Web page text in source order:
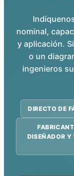
nominal,
y aplicación.
o un
ingenieros
DIRECTO DE
DISEÑADOR Y